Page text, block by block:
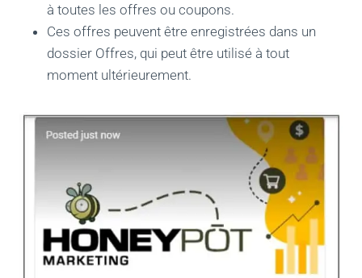
à toutes les offres ou coupons.
Ces offres peuvent être enregistrées dans un
dossier Offres, qui peut être utilisé à tout
moment ultérieurement.